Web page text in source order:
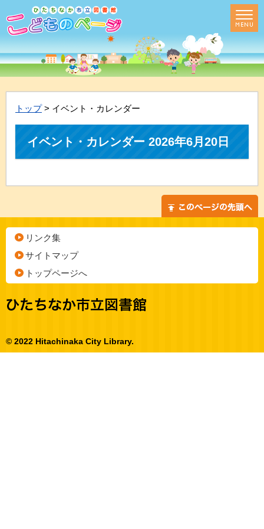
トップ> イベント・カレンダー
イベント・カレンダー 2026年6月20日
リンク集
サイトマップ
トップページへ
© 2022 Hitachinaka City Library.